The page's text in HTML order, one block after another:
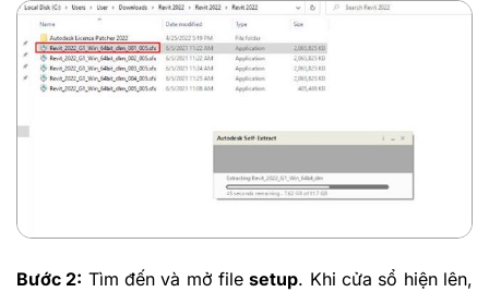
Bước 2: Tìm đến và mở filesetup. Khi cửa sổ hiện lên,